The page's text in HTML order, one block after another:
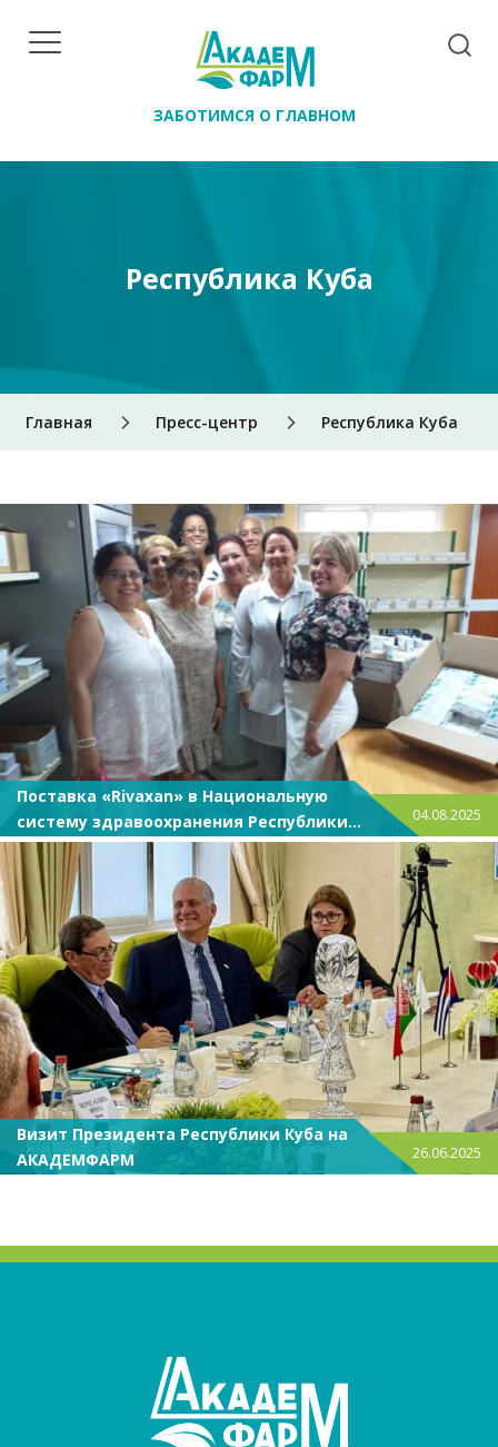
ЗАБОТИМСЯ О ГЛАВНОМ
Главная Пресс-центр Республика Куба
Республика Куба
Поставка «Rivaxan» в Национальную
систему здравоохранения Республики
Куба
04.08.2025
Визит Президента Республики Куба на
АКАДЕМФАРМ
26.06.2025